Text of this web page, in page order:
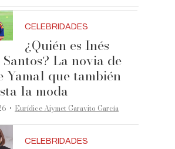
CELEBRIDADES
¿Quién es Inés
La novia de
Yamal que también
la moda
·Eurídice Aiymet Garavito García
CELEBRIDADES